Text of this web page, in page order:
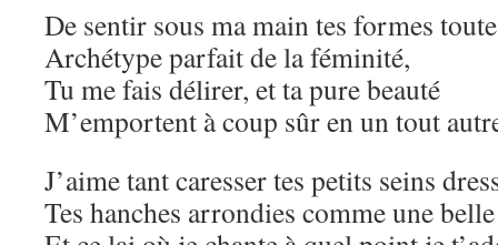
De sentir sous ma main tes formes
Archétype parfait de la féminité,
Tu me fais délirer, et ta pure beauté
M’emportent à coup sûr en un tout
J’aime tant caresser tes petits seins
Tes hanches arrondies comme une